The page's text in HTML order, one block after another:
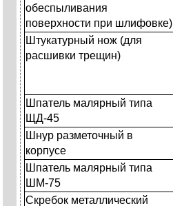
обеспыливания
поверхности при шлифовке)
Штукатурный нож (для
расшивки трещин)
Шпатель малярный типа
ЩД-45
Шнур разметочный в
корпусе
Шпатель малярный типа
ШМ-75
Скребок металлический